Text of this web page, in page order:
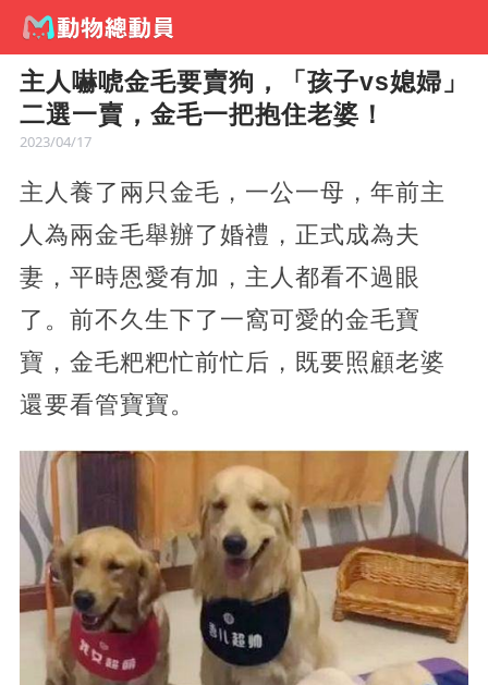
主人嚇唬金毛要賣狗，「孩子vs媳婦」
二選一賣，金毛一把抱住老婆！
2023/04/17
主人養了兩只金毛，一公一母，年前主
人為兩金毛舉辦了婚禮，正式成為夫
妻，平時恩愛有加，主人都看不過眼
了。前不久生下了一窩可愛的金毛寶
寶，金毛粑粑忙前忙后，既要照顧老婆
還要看管寶寶。